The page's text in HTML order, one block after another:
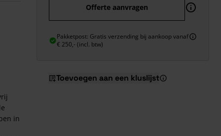
in
Offerte aanvragen
Pakketpost: Gratis verzending bij aankoop vanaf
€ 250,- (incl. btw)
Toevoegen aan een kluslijst